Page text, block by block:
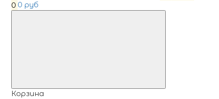
0 0 руб
Корзина